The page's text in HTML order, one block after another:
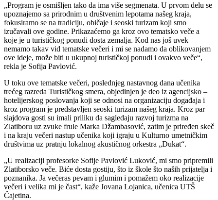
„Program je osmišljen tako da ima više segmenata. U prvom delu se
upoznajemo sa prirodnim u društvenim lepotama našeg kraja,
fokusiramo se na tradiciju, običaje i seoski turizam koji smo
izučavali ove godine. Prikazaćemo ga kroz ovo tematsko veče a
koje je u turističkog ponudi dosta zemalja. Kod nas još uvek
nemamo takav vid tematske večeri i mi se nadamo da oblikovanjem
ove ideje, može biti u ukupnoj turističkoj ponudi i ovakvo veče“,
rekla je Sofija Pavlović.
U toku ove tematske večeri, poslednjeg nastavnog dana učenika
trećeg razreda Turističkog smera, objedinjen je deo iz agencijsko –
hotelijerskog poslovanja koji se odnosi na organizaciju događaja i
kroz program je predstavljen seoski turizam našeg kraja. Kroz par
slajdova gosti su imali priliku da sagledaju razvoj turizma na
Zlatiboru uz zvuke frule Marka Džambasović, zatim je priređen skeč
i na kraju večeri nastup učenika koji igraju u Kulturno umetničkim
društvima uz pratnju lokalnog akustičnog orkestra „Dukat“.
„U realizaciji profesorke Sofije Pavlović Luković, mi smo pripremili
Zlatiborsko veče. Biće dosta gostiju, što iz škole što naših prijatelja i
poznanika. Ja večeras pevam i glumim i pomažem oko realizacije
večeri i velika mi je čast“, kaže Jovana Lojanica, učenica UTŠ
Čajetina.